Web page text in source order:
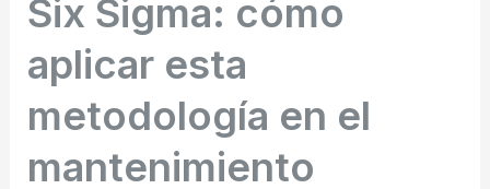
Six Sigma: cómo
aplicar esta
metodología en el
mantenimiento